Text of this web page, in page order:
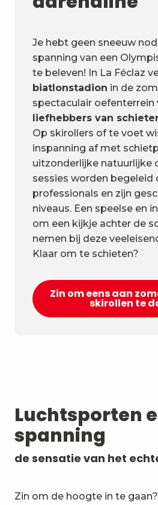
Je hebt geen sneeuw
spanning van een
te beleven! In La Féclaz
biatlonstadion in de
spectaculair oefenterrein
liefhebbers van
Op skirollers of te voet
inspanning af met
uitzonderlijke natuurlijke
sessies worden begeleid
professionals en zijn
niveaus. Een speelse en
om een kijkje achter de
nemen bij deze
Klaar om te schieten?
Zin om eens aan
skirollen te
Luchtsporten
spanning
de sensatie van het
Zin om de hoogte in te